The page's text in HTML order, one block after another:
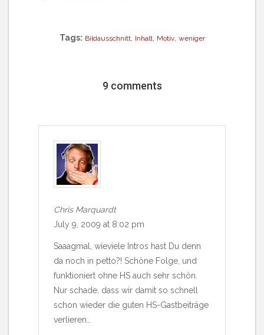
Tags: Bildausschnitt, Inhalt, Motiv, weniger
9 comments
Chris Marquardt
July 9, 2009 at 8:02 pm
Saaagmal, wieviele Intros hast Du denn
da noch in petto?! Schöne Folge, und
funktioniert ohne HS auch sehr schön.
Nur schade, dass wir damit so schnell
schon wieder die guten HS-Gastbeiträge
verlieren…